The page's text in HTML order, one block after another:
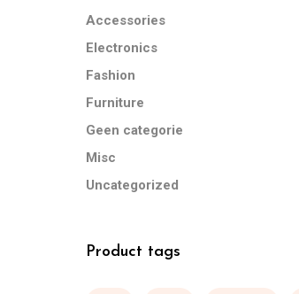
Accessories
Electronics
Fashion
Furniture
Geen categorie
Misc
Uncategorized
Product tags